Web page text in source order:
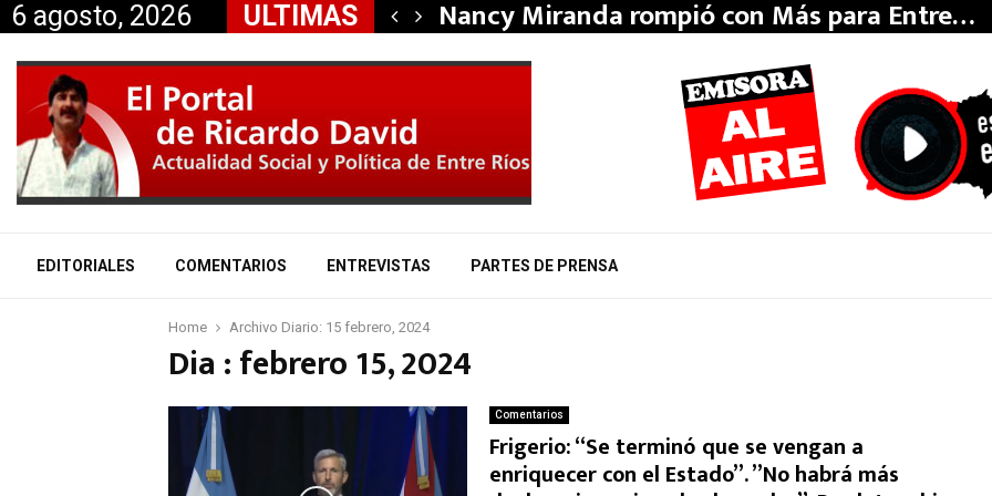
6 agosto, 2026 ULTIMAS
la renuncia… Nancy Miranda rompió con Más para Entre…
EDITORIALES COMENTARIOS ENTREVISTAS PARTES DE PRENSA
Home Archivo Diario: 15 febrero, 2024
Dia : febrero 15, 2024
Comentarios
Frigerio: “Se terminó que se vengan a
enriquecer con el Estado”. ”No habrá más